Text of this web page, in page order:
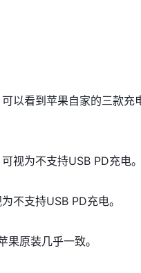
以看到苹果自家的三款充
视为不支持USB PD充电
不支持USB PD充电。
原装几乎一致。